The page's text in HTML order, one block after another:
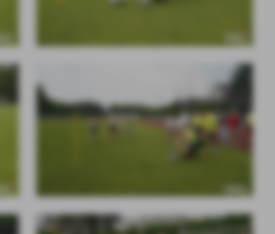
stronach podmiotów trzecich lub
oraz innych dostawców usług.
pośredników prezentujących nasze
komunikatów mediów